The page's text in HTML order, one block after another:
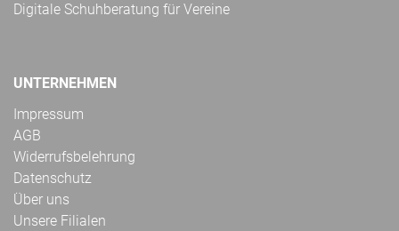
Digitale Schuhberatung für Vereine
UNTERNEHMEN
Impressum
AGB
Widerrufsbelehrung
Datenschutz
Über uns
Unsere Filialen